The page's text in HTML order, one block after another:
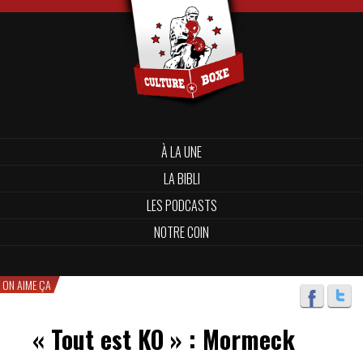
À LA UNE
LA BIBLI
LES PODCASTS
NOTRE COIN
ON AIME ÇA
« Tout est KO » : Mormeck